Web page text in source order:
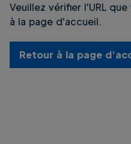
Veuillez vérifier l'URL
à la page d'accueil.
Retour à la page